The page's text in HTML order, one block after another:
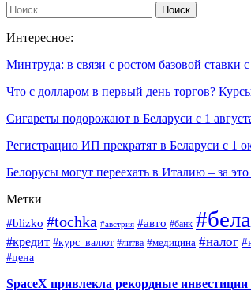
Интересное:
Минтруда: в связи с ростом базовой ставки
Что с долларом в первый день торгов?
Сигареты подорожают в Беларуси с 1
Регистрацию ИП прекратят в Беларуси с 1
Белорусы могут переехать в Италию – за
Метки
#blizko #tochka #австрия #авто #банк
#кредит #курс_валют #литва #медицина #налог
#цена
SpaceX привлекла рекордные